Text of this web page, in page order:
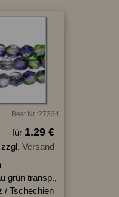
Best.Nr.:27334
für 1.29 €
zzgl. Versand
grün transp.,
/ Tschechien